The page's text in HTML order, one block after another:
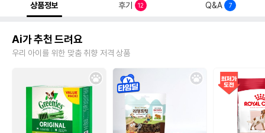
상품정보 후기 12 Q&A 7
Ai가 추천 드려요
우리 아이를 위한 맞춤 취향 저격 상품